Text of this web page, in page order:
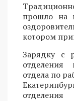
прошло на
котором
Зарядку с
отделения
отдела по